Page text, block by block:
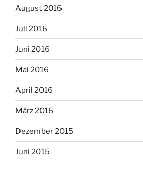
August 2016
Juli 2016
Juni 2016
Mai 2016
April 2016
März 2016
Dezember 2015
Juni 2015